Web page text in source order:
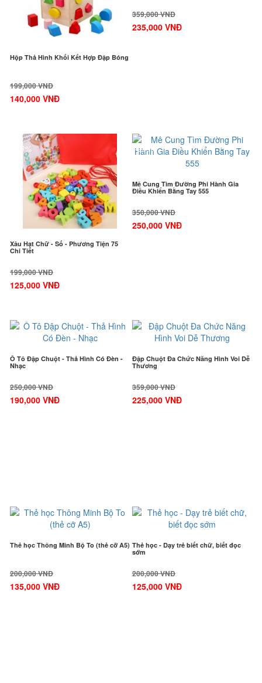
Hộp Thả Hình Khối Kết Hợp Đập Bóng
199,000 VNĐ
140,000 VNĐ
359,000 VNĐ
235,000 VNĐ
-38%
Xâu Hạt Chữ - Số - Phương Tiện 75
Chi Tiết
199,000 VNĐ
125,000 VNĐ
-29%
Mê Cung Tìm Đường Phi Hành Gia
Điều Khiển Bằng Tay 555
350,000 VNĐ
250,000 VNĐ
Ô Tô Đập Chuột - Thả Hình Có Đèn -
Nhạc
250,000 VNĐ
190,000 VNĐ
Đập Chuột Đa Chức Năng Hình Voi Dễ
Thương
359,000 VNĐ
225,000 VNĐ
Thẻ học Thông Minh Bộ To (thẻ cỡ A5)
200,000 VNĐ
135,000 VNĐ
Thẻ học - Dạy trẻ biết chữ, biết đọc
sớm
200,000 VNĐ
125,000 VNĐ